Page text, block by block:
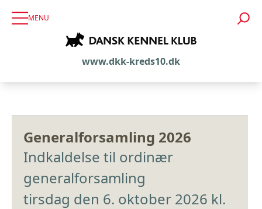
MENU
www.dkk-kreds10.dk
Generalforsamling 2026
Indkaldelse til ordinær
generalforsamling
tirsdag den 6. oktober 2026 kl.